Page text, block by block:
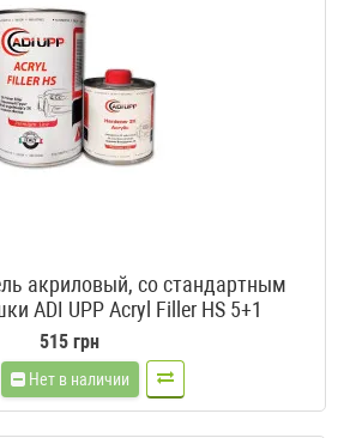
акриловый, со стандартным
ADI UPP Acryl Filler HS 5+1
515 грн
Нет в наличии